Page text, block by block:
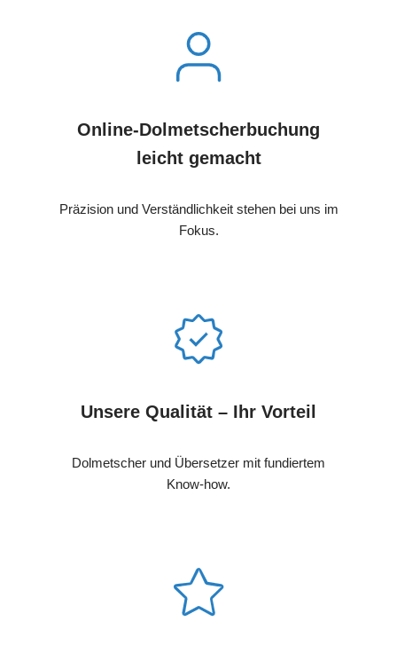
Online-Dolmetscherbuchung
leicht gemacht
Präzision und Verständlichkeit stehen bei uns im
Fokus.
Unsere Qualität – Ihr Vorteil
Dolmetscher und Übersetzer mit fundiertem
Know-how.